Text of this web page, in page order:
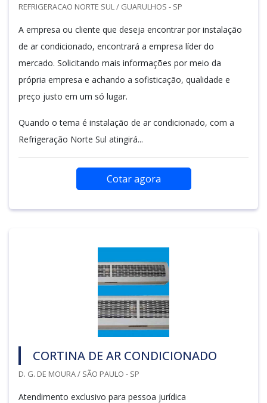
REFRIGERACAO NORTE SUL / GUARULHOS - SP
A empresa ou cliente que deseja encontrar por instalação
de ar condicionado, encontrará a empresa líder do
mercado. Solicitando mais informações por meio da
própria empresa e achando a sofisticação, qualidade e
preço justo em um só lugar.
Quando o tema é instalação de ar condicionado, com a
Refrigeração Norte Sul atingirá...
Cotar agora
CORTINA DE AR CONDICIONADO
D. G. DE MOURA / SÃO PAULO - SP
Atendimento exclusivo para pessoa jurídica